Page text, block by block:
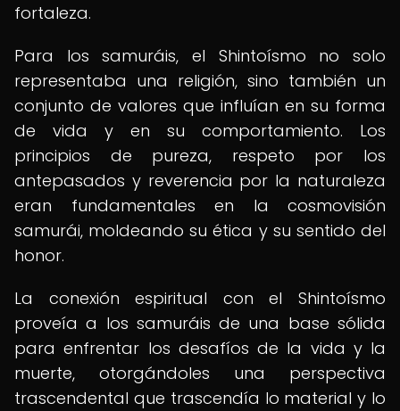
fortaleza.
Para los samuráis, el Shintoísmo no solo
representaba una religión, sino también un
conjunto de valores que influían en su forma
de vida y en su comportamiento. Los
principios de pureza, respeto por los
antepasados y reverencia por la naturaleza
eran fundamentales en la cosmovisión
samurái, moldeando su ética y su sentido del
honor.
La conexión espiritual con el Shintoísmo
proveía a los samuráis de una base sólida
para enfrentar los desafíos de la vida y la
muerte, otorgándoles una perspectiva
trascendental que trascendía lo material y lo